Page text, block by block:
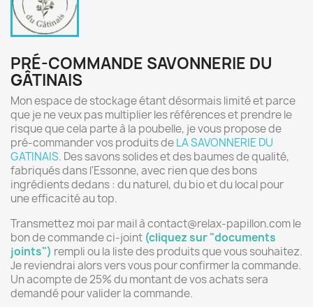
PRÉ-COMMANDE SAVONNERIE DU
GÂTINAIS
Mon espace de stockage étant désormais limité et parce
que je ne veux pas multiplier les références et prendre le
risque que cela parte à la poubelle, je vous propose de
pré-commander vos produits deLA SAVONNERIE DU
GATINAIS. Des savons solides et des baumes de qualité,
fabriqués dans l'Essonne, avec rien que des bons
ingrédients dedans : du naturel, du bio et du local pour
une efficacité au top.
Transmettez moi par mail à contact@relax-papillon.com le
bon de commande ci-joint (cliquez sur "documents
joints") rempli ou la liste des produits que vous souhaitez.
Je reviendrai alors vers vous pour confirmer la commande.
Un acompte de 25% du montant de vos achats sera
demandé pour valider la commande.